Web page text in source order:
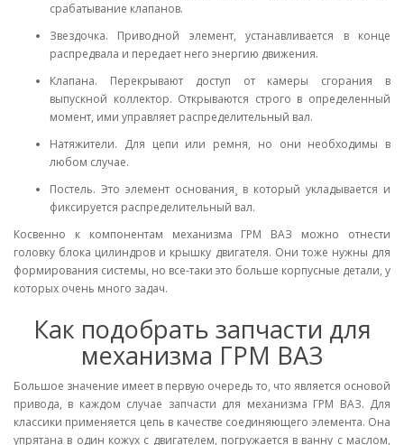
срабатывание клапанов.
Звездочка. Приводной элемент, устанавливается в конце
распредвала и передает него энергию движения.
Клапана. Перекрывают доступ от камеры сгорания в
выпускной коллектор. Открываются строго в определенный
момент, ими управляет распределительный вал.
Натяжители. Для цепи или ремня, но они необходимы в
любом случае.
Постель. Это элемент основания¸ в который укладывается и
фиксируется распределительный вал.
Косвенно к компонентам механизма ГРМ ВАЗ можно отнести
головку блока цилиндров и крышку двигателя. Они тоже нужны для
формирования системы, но все-таки это больше корпусные детали, у
которых очень много задач.
Как подобрать запчасти для
механизма ГРМ ВАЗ
Большое значение имеет в первую очередь то, что является основой
привода, в каждом случае запчасти для механизма ГРМ ВАЗ. Для
классики применяется цепь в качестве соединяющего элемента. Она
упрятана в один кожух с двигателем, погружается в ванну с маслом,